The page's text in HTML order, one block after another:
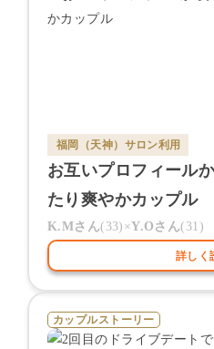
福岡（天神）サロン利用
お互いプロフィール
たり爽やかカップル
K.Mさん( 33)×Y.O さん( 31)
詳しく
カップルストーリー